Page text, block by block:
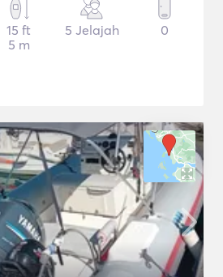
15 ft
5 m
5 Jelajah 0